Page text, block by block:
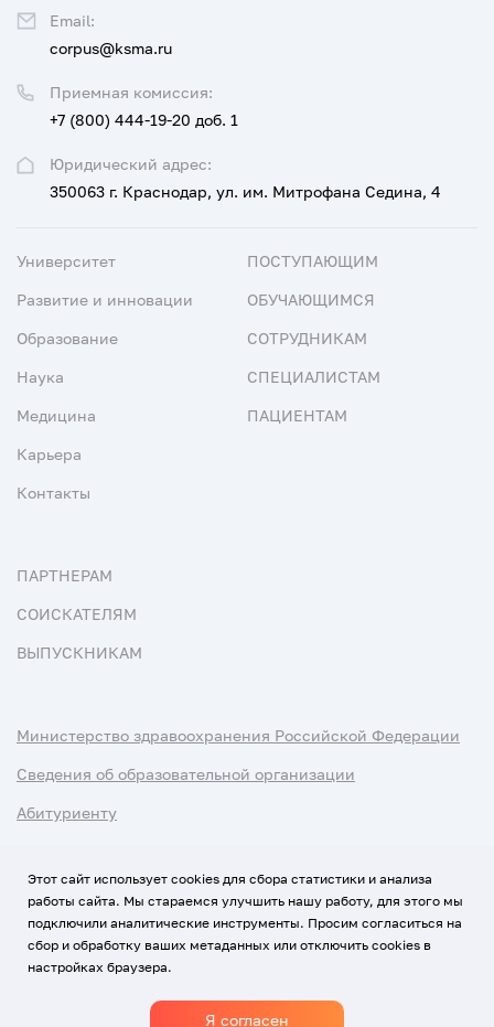
Юридический адрес:
350063 г. Краснодар, ул. им. Митрофана Седина, 4
Приемная комиссия:
+7 (800) 444-19-20 доб. 1
Email:
corpus@ksma.ru
Университет
Развитие и инновации
Образование
Наука
Медицина
Карьера
Контакты
ПОСТУПАЮЩИМ
ОБУЧАЮЩИМСЯ
СОТРУДНИКАМ
СПЕЦИАЛИСТАМ
ПАЦИЕНТАМ
ПАРТНЕРАМ
СОИСКАТЕЛЯМ
ВЫПУСКНИКАМ
Министерство здравоохранения Российской Федерации
Сведения об образовательной организации
Абитуриенту
Использование Cookies
Политика обработки персональных данных
Этот сайт использует cookies для сбора статистики и анализа
работы сайта. Мы стараемся улучшить нашу работу, для этого мы
подключили аналитические инструменты. Просим согласиться на
сбор и обработку ваших метаданных или отключить cookies в
настройках браузера.
Я согласен